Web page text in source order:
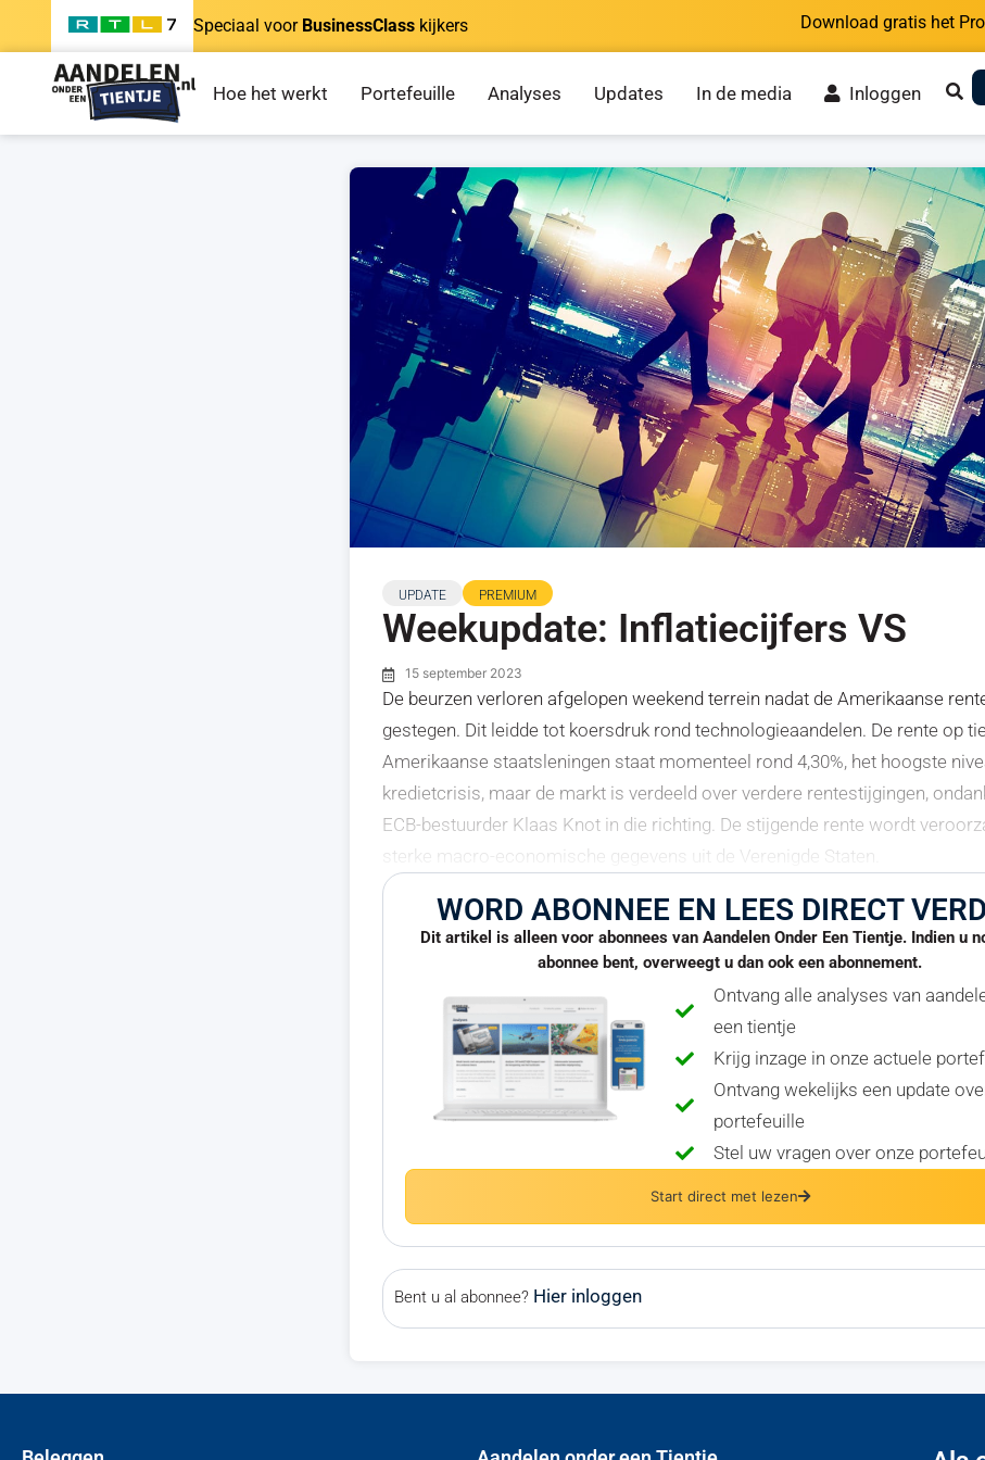
Speciaal voor BusinessClass kijkers Download gratis het
Hoe het werkt Portefeuille Analyses Updates In de media Inloggen
UPDATE PREMIUM
Weekupdate: Inflatiecijfers VS
15 september 2023
De beurzen verloren afgelopen weekend terrein nadat de Amerikaanse
gestegen. Dit leidde tot koersdruk rond technologieaandelen. De rente op
Amerikaanse staatsleningen staat momenteel rond 4,30%, het hoogste
kredietcrisis, maar de markt is verdeeld over verdere rentestijgingen,
ECB-bestuurder Klaas Knot in die richting. De stijgende rente wordt
sterke macro-economische gegevens uit de Verenigde Staten.
WORD ABONNEE EN LEES DIRECT
Dit artikel is alleen voor abonnees van Aandelen Onder Een Tientje. Indien u
abonnee bent, overweegt u dan ook een abonnement.
Ontvang alle analyses van
een tientje
Krijg inzage in onze actuele
Ontvang wekelijks een update
portefeuille
Stel uw vragen over onze
Start direct met lezen
Bent u al abonnee? Hier inloggen